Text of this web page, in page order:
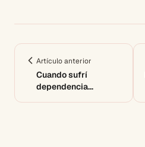
Artículo anterior
Cuando sufrí
dependencia